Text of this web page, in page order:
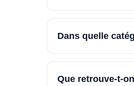
Dans quelle
Que retrouve-t-